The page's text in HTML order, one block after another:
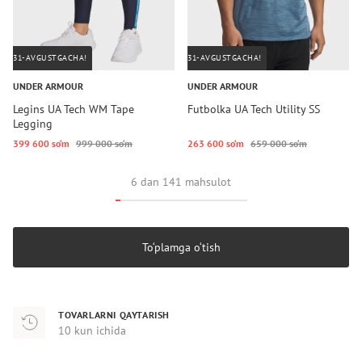
31-AVGUSTGACHA!
UNDER ARMOUR
Legins UA Tech WM Tape
Legging
399 600 so‘m 999 000 so‘m
31-AVGUSTGACHA!
UNDER ARMOUR
Futbolka UA Tech Utility SS
263 600 so‘m 659 000 so‘m
6 dan 141 mahsulot
To‘plamga o‘tish
TOVARLARNI QAYTARISH
10 kun ichida